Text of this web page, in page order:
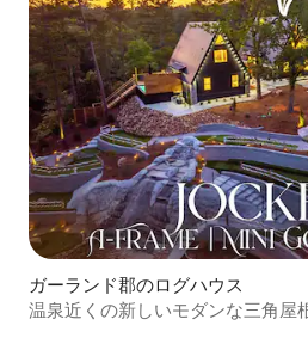
ガーランド郡のログハウス
温泉近くの新しいモダンな三角屋